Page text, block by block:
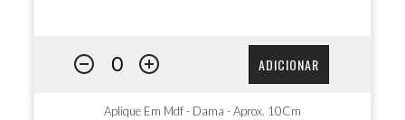
ADICIONAR
Aplique Em Mdf - Dama - Aprox. 10Cm